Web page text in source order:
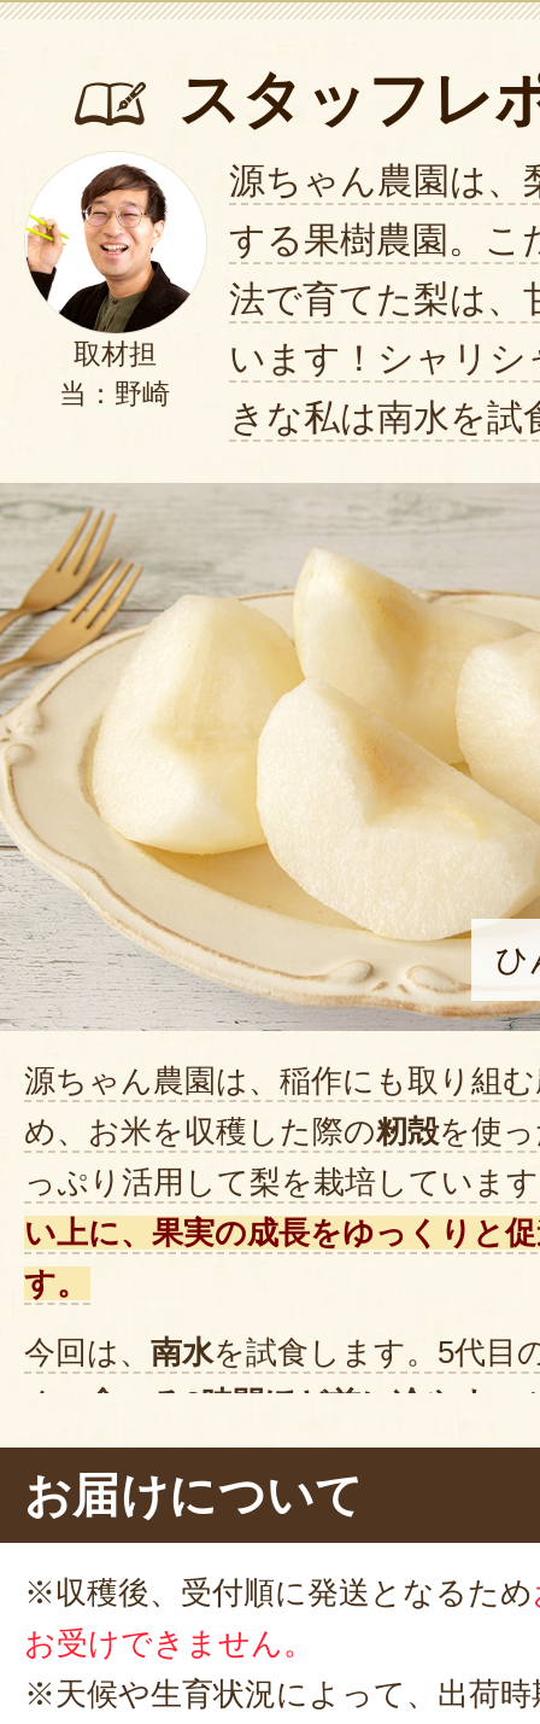
スタッフレ
取材担
当：野崎
源ちゃん農園は、
する果樹農園。こ
法で育てた梨は、
います！シャリシ
きな私は南水を試
ひ
源ちゃん農園は、稲作にも取り組
め、お米を収穫した際の籾殻を使
っぷり活用して梨を栽培していま
い上に、果実の成長をゆっくりと
す。
今回は、 南水を試食します。5代目
く、
食べる2時間ほど前に冷やす
よ。
では、シャリッ……うん、
りません！食べごたえありますね。
あま〜い果汁があふれました。こ
す！
お届けについて
※収穫後、受付順に発送となるため
お受けできません。
※天候や生育状況によって、出荷